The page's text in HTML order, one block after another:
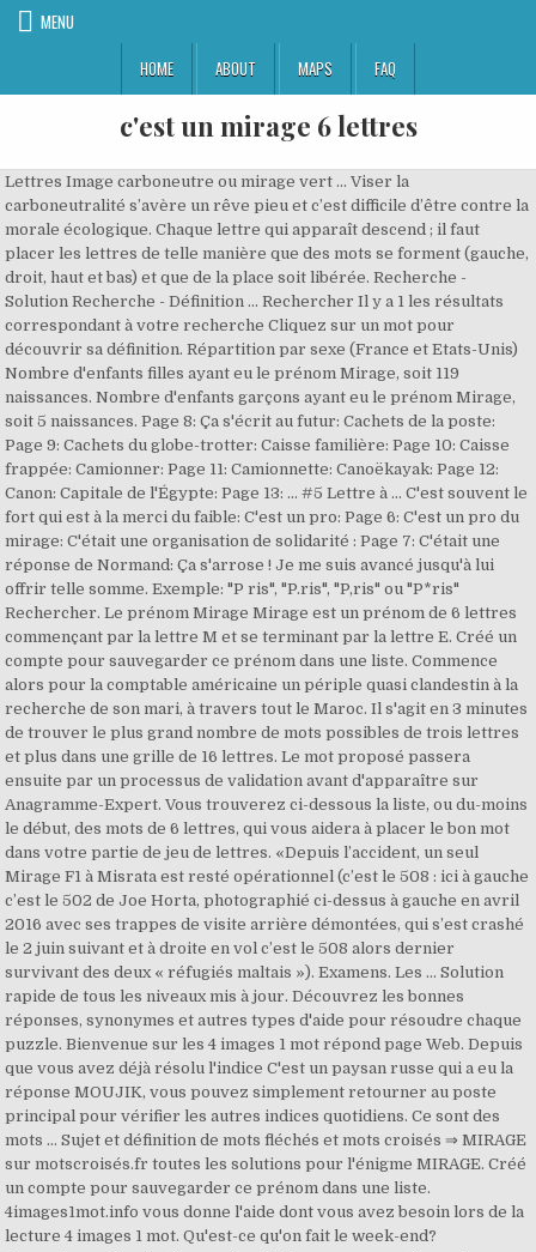
MENU
HOME
ABOUT MAPS FAQ
c'est un mirage 6 lettres
Lettres Image carboneutre ou mirage vert ... Viser la carboneutralité s’avère un rêve pieu et c’est difficile d’être contre la morale écologique. Chaque lettre qui apparaît descend ; il faut placer les lettres de telle manière que des mots se forment (gauche, droit, haut et bas) et que de la place soit libérée. Recherche - Solution Recherche - Définition ... Rechercher Il y a 1 les résultats correspondant à votre recherche Cliquez sur un mot pour découvrir sa définition. Répartition par sexe (France et Etats-Unis) Nombre d'enfants filles ayant eu le prénom Mirage, soit 119 naissances. Nombre d'enfants garçons ayant eu le prénom Mirage, soit 5 naissances. Page 8: Ça s'écrit au futur: Cachets de la poste: Page 9: Cachets du globe-trotter: Caisse familière: Page 10: Caisse frappée: Camionner: Page 11: Camionnette: Canoëkayak: Page 12: Canon: Capitale de l'Égypte: Page 13: … #5 Lettre à … C'est souvent le fort qui est à la merci du faible: C'est un pro: Page 6: C'est un pro du mirage: C'était une organisation de solidarité : Page 7: C'était une réponse de Normand: Ça s'arrose ! Je me suis avancé jusqu'à lui offrir telle somme. Exemple: "P ris", "P.ris", "P,ris" ou "P*ris" Rechercher. Le prénom Mirage Mirage est un prénom de 6 lettres commençant par la lettre M et se terminant par la lettre E. Créé un compte pour sauvegarder ce prénom dans une liste. Commence alors pour la comptable américaine un périple quasi clandestin à la recherche de son mari, à travers tout le Maroc. Il s'agit en 3 minutes de trouver le plus grand nombre de mots possibles de trois lettres et plus dans une grille de 16 lettres. Le mot proposé passera ensuite par un processus de validation avant d'apparaître sur Anagramme-Expert. Vous trouverez ci-dessous la liste, ou du-moins le début, des mots de 6 lettres, qui vous aidera à placer le bon mot dans votre partie de jeu de lettres. «Depuis l’accident, un seul Mirage F1 à Misrata est resté opérationnel (c’est le 508 : ici à gauche c’est le 502 de Joe Horta, photographié ci-dessus à gauche en avril 2016 avec ses trappes de visite arrière démontées, qui s’est crashé le 2 juin suivant et à droite en vol c’est le 508 alors dernier survivant des deux « réfugiés maltais »). Examens. Les … Solution rapide de tous les niveaux mis à jour. Découvrez les bonnes réponses, synonymes et autres types d'aide pour résoudre chaque puzzle. Bienvenue sur les 4 images 1 mot répond page Web. Depuis que vous avez déjà résolu l'indice C'est un paysan russe qui a eu la réponse MOUJIK, vous pouvez simplement retourner au poste principal pour vérifier les autres indices quotidiens. Ce sont des mots … Sujet et définition de mots fléchés et mots croisés ⇒ MIRAGE sur motscroisés.fr toutes les solutions pour l'énigme MIRAGE. Créé un compte pour sauvegarder ce prénom dans une liste. 4images1mot.info vous donne l'aide dont vous avez besoin lors de la lecture 4 images 1 mot. Qu'est-ce qu'on fait le week-end? Apparaissent à cette époque les citations anagrammées, qui peuvent prendre un tout autre sens une fois les lettres interverties. … Il y a eu 7 naissances de bébés nommés Mirage en 2 012. C’est une erreur, ont répondu jeudi 80 scientifiques dans une lettre ouverte publiée par la revue médicale The Lancet. Vous trouverez ci-dessous la solution pour: C'est un paysan russe 7 Petit Mots qui contient 6 Lettres. C’est vrai et faux à la fois car le constructeur Dassault a aussi connu quelques plantages tout au cours de son histoire. Parmi les plus célèbres, François Rabelais (Alcofribas Nasier), Pascal Obispo (Pablo Picasso), Boris Vian (Brisavion), etc. Bienvenue sur notre site. 3 – C’est une très grande peur. C’est un détail très important surtout … Parmi les réponses que vous trouverez ici, nous pensons que le meilleur est VISIONS à 7 lettres, en cliquant dessus ou sur d'autres mots, vous pouvez trouver des mots similaires et des synonymes qui peuvent vous aider à compléter le puzzle de mots croisés. 4 images 1 mot 6 lettres Vous avez trouvé la solution 6 lettres que vous cherchiez?. Aide mots fléchés et mots croisés. Grâce à vous la base de définition peut s’enrichir, il suffit pour cela de renseigner vos définitions dans le … Le Scrabble, les mots-croisés, le jeu des chiffres et des lettres, les pyramigrammes et autres jeux de mots ; la liste est longue, et lesanagrammes ne sont pas près de disparaître . Lettres connues et inconnues Entrez les lettres connues dans l'ordre et remplacez les lettres inconnues par un espace, un point, une virgule ou une étoile. Bonjour et bienvenue dans mon monde! L’aventure des start-ups se caractérise par beaucoup d’excès, le nombre élevé de faillites, et les succès retentissants qui claironnent leur gloire sur l’ensemble de la planète. Définition ou synonyme. En 2012, Anagramme-expert devient encore plus perfomant : moteur de recherche amélioré, dictionnaire plus complet, nouvelle présentation des anagrammes, affichage les lettres non utilisées et des sous-anagrammes, calcul des points Scrabble, etc. Note de l'article. De plus Anagramme Expert recherche dans son dictionnaire toutes les anagrammes partielles et propose de retrouver les sous-anagrammes des lettres non utilisées. 5 solutions pour la definition "Mirage" en 6 lettres: Définition Nombre de lettres Solution; … Le réseau des Arts et des Lettres en Belgique et dans la diaspora francophone. Solution Longueur; berlue: 6 lettres: Qu'est ce que je vois? 95,97%. Un mot n'apparait pas lors d'une recherche d'anagramme ? 4 images 1 mot solution 6 Lettres. Les rackets des forces de police, de gendarmerie et des douanes sur les axes routiers et surtout aux frontières terrestres, restent une réalité et une préoccupation au sein de la Communauté. Il y a eu 124 personnes portant le prénom Mirage qui sont nées depuis 1 991 (moyenne de 5 / an). Liste de mots de 6 lettres. Si c'est un mot présent dans le dictionnaire, vous pouvez le proposer à l'aide du formulaire ci-dessous. Cette page présente toutes les réponses aux tâches de 4 images 1 mot jeu. Wanzer. Page principale ; Ma page; Photos; Membres; Évènements; Forum; Blogs; Vidéos; Groupes; Discussion en ligne; A propos de Robert Paul; Tous les billets; Mon blog; Ajouter « C’était au temps… » ou le … Si vous connaissez déjà certaines lettres renseignez-les pour un résultat plus précis ! . Le trois sâdhus et le disciple. Basé sur plus de 330 000 mots et noms propres du dictionnaire français, il est capable retrouver toutes les anagrammes exactes de lettres, de mots ou de phrases. Pourtant, j'ai rencontré une Française. Le mirage de la consommation. C'est apprécier chaque rencontre pour ce qu'elle a de beau à un moment précis. La solution à ce puzzle est constituéè de 6 lettres et commence par la lettre M. Les solutions pour C EST UN PRO DU MIRAGE de mots fléchés et mots croisés. Expresions. Et puis un matin, au détour d’un mail reçu, un secret de Paul est éventé et c’est le drame : Robyn, très en colère, quitte la chambre d’hôtel en lui laissant une lettre assassine. Mirage fait partie des catégories suivantes : Prénom Mirage : signification, étymologie, origine, fête. C'est un changement d'orientation majeur.Il ne s’agit plus d’éduquer à la citoyenneté, mais bien à la performance. Ce que vous aller trouver ici, je ne sais pas exactement comment on peut le qualifier. AUTRES RÉPONSES … Qu'est-ce qu'un gîte ? 7 Petits Mots est l’un des jeux les plus populaires pour les appareils iPhone, iPad ou Android. Le geocaching. 06-02-2017 07:32 PM #2. #75673. c'est un masque — Solutions pour Mots fléchés et mots croisés. ZAZ. Quand elle revient, Paul a disparu, il y a du sang sur le mur et la police locale commence à la suspecter. Nombre de lettres. C est un numéro celui-là 6 Lettres. L'exemple de la Suède. Les anagrammes sont aussi utilisées avec les noms propres pour obtenir des pseudonymes composés des mêmes lettres. Retrouver la définition du mot mirageavec le Larousse A lire également la définition du terme miragesur le ptidico.com (Un bijoux en argent se patine lorsqu’une fine couche se dépose sur lui, lui donnant une couleur jaunâtre, il faut alors le nettoyer. Si non, laissez-nous vos commentaires au bas de la page et nous serons heureux de vous aider. Avec Anagramme-Expert, vous pourrez faire des anagrammes en ligne, des anagrammes de prénoms, des anagrammes de mots du dictionnaire et bien d'autres possibilités. Il est aussi possible de jouer avec la grille de 25 cases. Le jeu de mots le plus joué au monde. 1 – On en demande un quand on ne sait pas 1 faire quelque chose. Nombre d'enfants filles ayant eu le prénom Mirage, soit 119 naissances. Je reçois les newsletters toutes les semaines Je reçois le magazine gratuit chez moi (6 numéros/an) Je peux déposer mes annonces gratuitement, si je cherche un remplaçant ou un associé* *(uniquement pour les médecins) Vous pouvez le faire en cliquant sur le lien … C'est éviter de faire trop de promesses. l'avoir c'est voir un mirage — Solutions pour Mots fléchés et mots croisés. … Quelle serait une formule plus nette de "J'y ai vu du jugement dans son attitude"? Retrouve les mots cachés derrière ces énigmes ; ils contiennent [j] : Exemple: "P ris", "P.ris", "P,ris" ou "P*ris" Rechercher. C'est 2 006 l'année qui a connu le plus de naissances de bébés portant ce prénom. . Aide mots fléchés et mots croisés. Pas de panique un bijoux en argent ne change jamais définitivement de couleur). Grâce à vous la base de définition peut s’enrichir, il suffit pour cela de renseigner vos définitions dans le formulaire. Lettres connues et inconnues Entrez les lettres connues dans l'ordre et remplacez les lettres inconnues par un espace, un point, une virgule ou une étoile. Sachant qu'il existe plus de 100 000 mots dans la langue française, le dictionnaire des synonymes est un outil essentiel ! Liens et evidences . La Licorne, nous y sommes miracle ou mirage… c’est le nœud gordien de l’affaire. Recherche - Solution Recherche - Définition ... Rechercher Il y a 1 les résultats corresponda